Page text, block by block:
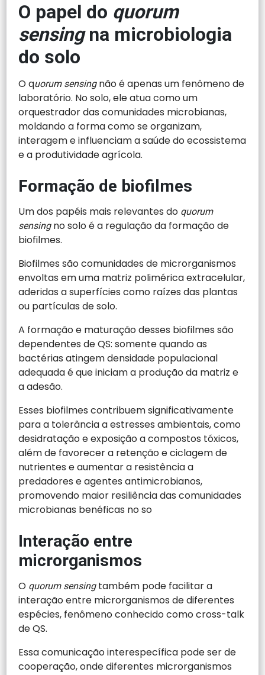
O papel do quorum
sensingna microbiologia
do solo
O quorum sensingnão é apenas um fenômeno de
laboratório. No solo, ele atua como um
orquestrador das comunidades microbianas,
moldando a forma como se organizam,
interagem e influenciam a saúde do ecossistema
e a produtividade agrícola.
Formação de biofilmes
Um dos papéis mais relevantes do quorum
sensingno solo é a regulação da formação de
biofilmes.
Biofilmes são comunidades de microrganismos
envoltas em uma matriz polimérica extracelular,
aderidas a superfícies como raízes das plantas
ou partículas de solo.
A formação e maturação desses biofilmes são
dependentes de QS: somente quando as
bactérias atingem densidade populacional
adequada é que iniciam a produção da matriz e
a adesão.
Esses biofilmes contribuem significativamente
para a tolerância a estresses ambientais, como
desidratação e exposição a compostos tóxicos,
além de favorecer a retenção e ciclagem de
nutrientes e aumentar a resistência a
predadores e agentes antimicrobianos,
promovendo maior resiliência das comunidades
microbianas benéficas no so
Interação entre
microrganismos
O quorum sensingtambém pode facilitar a
interação entre microrganismos de diferentes
espécies, fenômeno conhecido como cross-talk
de QS.
Essa comunicação interespecífica pode ser de
cooperação, onde diferentes microrganismos